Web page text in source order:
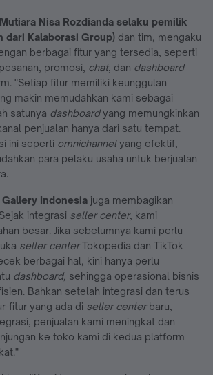
Mutiara Nisa Rozdianda selaku pemilik
dari Kalaborasi Group) dan tim, mengaku
berbagai fitur yang tersedia, seperti
promosi, chat, dan dashboard
"Setiap fitur memiliki keunggulan
makin memudahkan kami sebagai
satunya dashboardyang memungkinkan
penjualan hanya dari satu tempat.
ini seperti omnichannelyang efektif,
para pelaku usaha untuk berjualan
Indonesia juga membagikan
integrasi seller center, kami
besar. Jika sebelumnya kami perlu
seller centerTokopedia dan TikTok
berbagai hal, kini hanya perlu
dashboard, sehingga operasional bisnis
Bahkan setelah integrasi dan terus
fitur yang ada di seller centerbaru,
penjualan kami meningkat dan
ke toko kami di kedua platform